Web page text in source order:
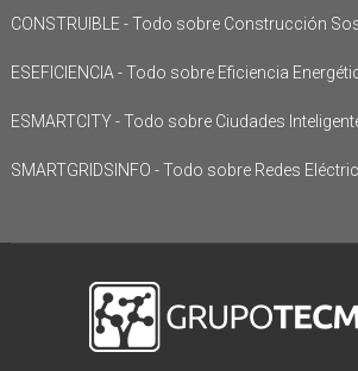
CONSTRUIBLE - Todo sobre Construcción
ESEFICIENCIA - Todo sobre Eficiencia
ESMARTCITY - Todo sobre Ciudades
SMARTGRIDSINFO - Todo sobre Redes